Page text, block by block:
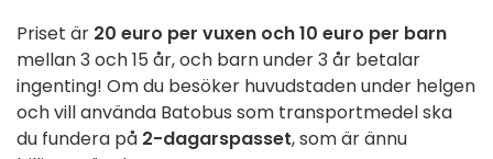
Priset är 20 euro per vuxen och10 euro per barn
mellan 3 och 15 år, och barn under 3 år betalar
ingenting! Om du besöker huvudstaden under helgen
och vill använda Batobus som transportmedel ska
du fundera på 2-dagarspasset, som är ännu